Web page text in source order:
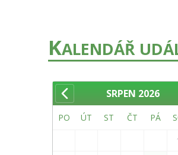
KALENDÁŘ
SRPEN 2026
PO ÚT ST ČT PÁ